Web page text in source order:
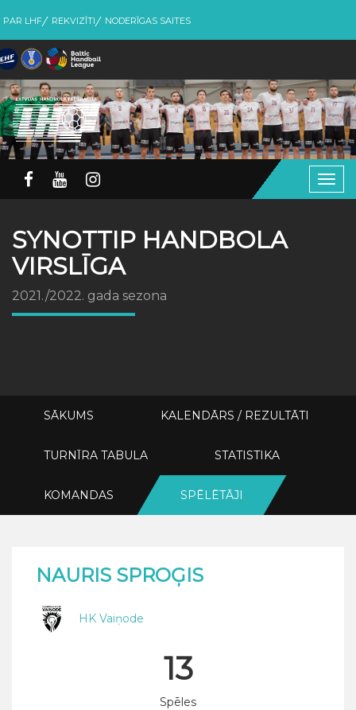
PAR LHF REKVIZĪTI NODERĪGAS SAITES
SYNOTTIP HANDBOLA
VIRSLĪGA
2021./2022. gada sezona
SĀKUMS KALENDĀRS / REZULTĀTI
TURNĪRA TABULA STATISTIKA
KOMANDAS SPĒLĒTĀJI
NAURIS SPROĢIS
HK Vaiņode
13
Spēles